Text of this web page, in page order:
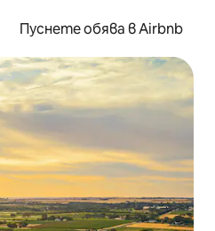
Пуснете обява в Airbnb